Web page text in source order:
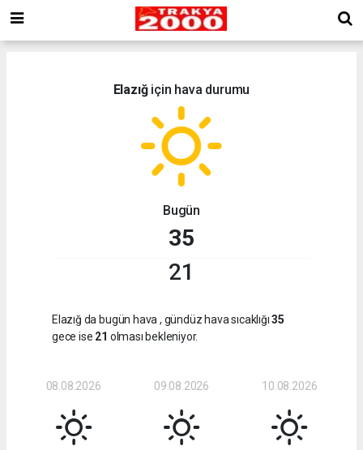
Elazığiçin hava durumu
Bugün
35
21
Elazığ da bugün hava , gündüz hava sıcaklığı35
gece ise 21 olması bekleniyor.
08.08.2026 09.08.2026 10.08.2026